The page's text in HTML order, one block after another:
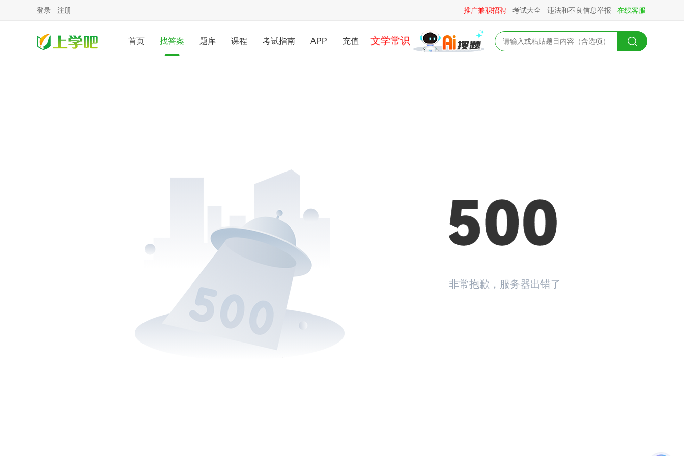
登录 注册 推广兼职招聘 考试大全 违法和不良信息举报 在线客服
首页 找答案 题库 课程 考试指南 APP 充值 文学常识
非常抱歉，服务器出错了